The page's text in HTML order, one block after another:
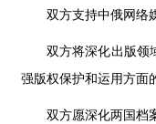
双方支持中俄网络
双方将深化出版领
强版权保护和运用方面
双方愿深化两国档